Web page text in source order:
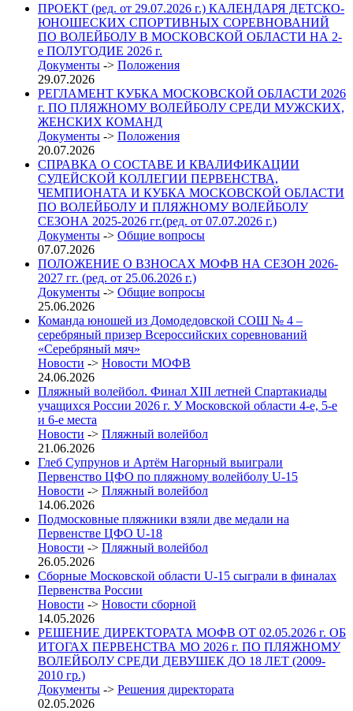
ПРОЕКТ (ред. от 29.07.2026 г.) КАЛЕНДАРЯ ДЕТСКО-
ЮНОШЕСКИХ СПОРТИВНЫХ СОРЕВНОВАНИЙ
ПО ВОЛЕЙБОЛУ В МОСКОВСКОЙ ОБЛАСТИ НА 2-
е ПОЛУГОДИЕ 2026 г.
Документы -> Положения
29.07.2026
РЕГЛАМЕНТ КУБКА МОСКОВСКОЙ ОБЛАСТИ 2026
г. ПО ПЛЯЖНОМУ ВОЛЕЙБОЛУ СРЕДИ МУЖСКИХ,
ЖЕНСКИХ КОМАНД
Документы -> Положения
20.07.2026
СПРАВКА О СОСТАВЕ И КВАЛИФИКАЦИИ
СУДЕЙСКОЙ КОЛЛЕГИИ ПЕРВЕНСТВА,
ЧЕМПИОНАТА И КУБКА МОСКОВСКОЙ ОБЛАСТИ
ПО ВОЛЕЙБОЛУ И ПЛЯЖНОМУ ВОЛЕЙБОЛУ
СЕЗОНА 2025-2026 гг.(ред. от 07.07.2026 г.)
Документы -> Общие вопросы
07.07.2026
ПОЛОЖЕНИЕ О ВЗНОСАХ МОФВ НА СЕЗОН 2026-
2027 гг. (ред. от 25.06.2026 г.)
Документы -> Общие вопросы
25.06.2026
Команда юношей из Домодедовской СОШ № 4 –
серебряный призер Всероссийских соревнований
«Серебряный мяч»
Новости -> Новости МОФВ
24.06.2026
Пляжный волейбол. Финал XIII летней Спартакиады
учащихся России 2026 г. У Московской области 4-е, 5-е
и 6-е места
Новости -> Пляжный волейбол
21.06.2026
Глеб Супрунов и Артём Нагорный выиграли
Первенство ЦФО по пляжному волейболу U-15
Новости -> Пляжный волейбол
14.06.2026
Подмосковные пляжники взяли две медали на
Первенстве ЦФО U-18
Новости -> Пляжный волейбол
26.05.2026
Сборные Московской области U-15 сыграли в финалах
Первенства России
Новости -> Новости сборной
14.05.2026
РЕШЕНИЕ ДИРЕКТОРАТА МОФВ ОТ 02.05.2026 г. ОБ
ИТОГАХ ПЕРВЕНСТВА МО 2026 г. ПО ПЛЯЖНОМУ
ВОЛЕЙБОЛУ СРЕДИ ДЕВУШЕК ДО 18 ЛЕТ (2009-
2010 гр.)
Документы -> Решения директората
02.05.2026